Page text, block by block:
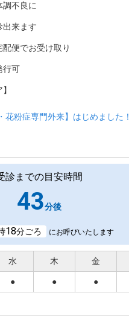
不良に
出来ます
便でお受け取り
行可
花粉症専門外来】はじめました！
診までの目安時間
43分後
18分ごろ にお呼びいたします
水 木 金
● ● ●